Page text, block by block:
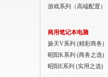
商用分体台式机
家用一体台式机
游戏系列（高端配置）
商用笔记本电脑
扬天V系列 (精彩商务)
昭阳K系列 (商务之选)
昭阳E系列 (实用之选)